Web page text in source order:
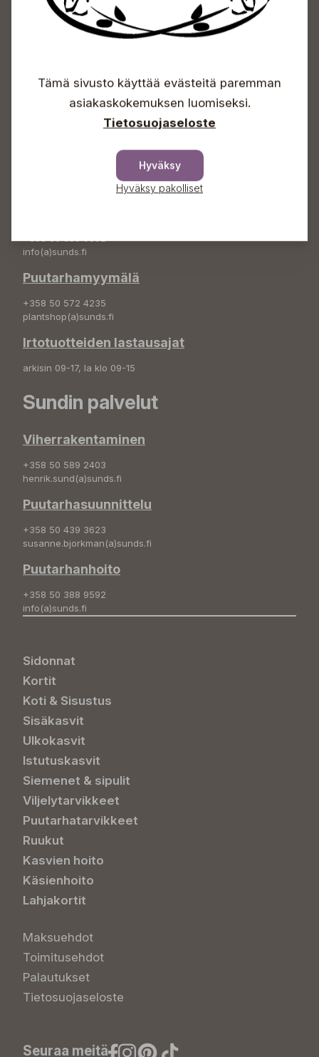
Arkisin 09-18
Lauantaisin 09-16
info(a)sunds.fi
+358 50 388 9592
info(a)sunds.fi
Puutarhamyymälä
+358 50 572 4235
plantshop(a)sunds.fi
Irtotuotteiden lastausajat
arkisin 09-17, la klo 09-15
Sundin palvelut
Viherrakentaminen
+358 50 589 2403
henrik.sund(a)sunds.fi
Puutarhasuunnittelu
+358 50 439 3623
susanne.bjorkman(a)sunds.fi
Puutarhanhoito
+358 50 388 9592
info(a)sunds.fi
Sidonnat
Kortit
Koti & Sisustus
Sisäkasvit
Ulkokasvit
Istutuskasvit
Siemenet & sipulit
Viljelytarvikkeet
Puutarhatarvikkeet
Ruukut
Kasvien hoito
Käsienhoito
Lahjakortit
Maksuehdot
Toimitusehdot
Palautukset
Tietosuojaseloste
Seuraa meitä
Tämä sivusto käyttää evästeitä paremman
asiakaskokemuksen luomiseksi.
Tietosuojaseloste
Hyväksy
Hyväksy pakolliset